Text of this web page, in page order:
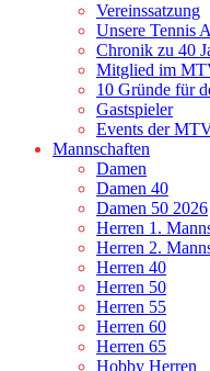
Vereinssatzung
Unsere Tennis
Chronik zu 40
Mitglied im
10 Gründe für
Gastspieler
Events der
Mannschaften
Damen
Damen 40
Damen 50 2026
Herren 1.
Herren 2.
Herren 40
Herren 50
Herren 55
Herren 60
Herren 65
Hobby Herren